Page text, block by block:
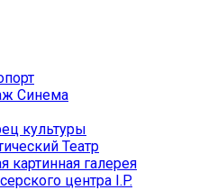
Синема
культуры
Театр
картинная галерея
центра I.P.